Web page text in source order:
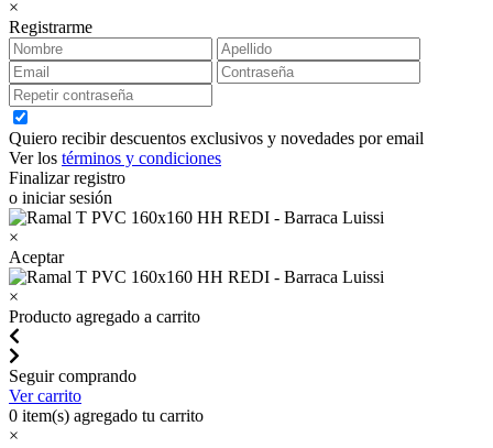
×
Registrarme
Quiero recibir descuentos exclusivos y novedades por email
Ver los términos y condiciones
Finalizar registro
o iniciar sesión
×
Aceptar
×
Producto agregado a carrito
Seguir comprando
Ver carrito
0 item(s) agregado tu carrito
×